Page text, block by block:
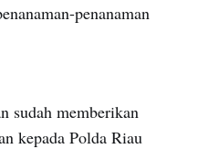
penanaman
sudah memberikan
kepada Polda Riau